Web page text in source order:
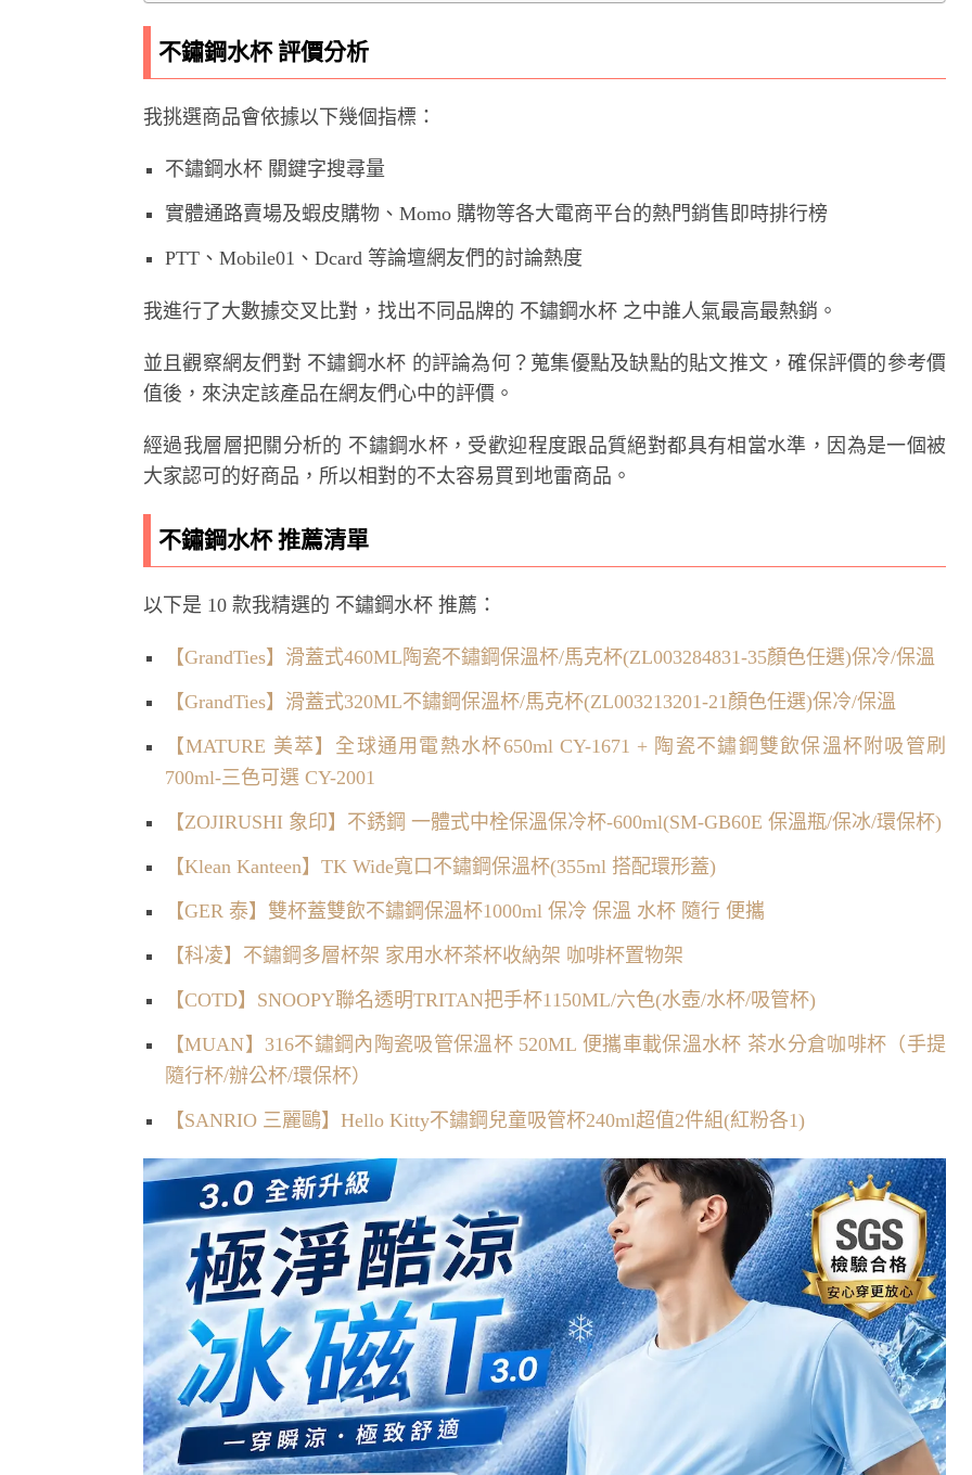
不鏽鋼水杯 評價分析
我挑選商品會依據以下幾個指標：
不鏽鋼水杯 關鍵字搜尋量
實體通路賣場及蝦皮購物、Momo 購物等各大電商平台的熱門銷售即時排行榜
PTT、Mobile01、Dcard 等論壇網友們的討論熱度
我進行了大數據交叉比對，找出不同品牌的 不鏽鋼水杯 之中誰人氣最高最熱銷。
並且觀察網友們對 不鏽鋼水杯 的評論為何？蒐集優點及缺點的貼文推文，確保評價的參考價
值後，來決定該產品在網友們心中的評價。
經過我層層把關分析的 不鏽鋼水杯，受歡迎程度跟品質絕對都具有相當水準，因為是一個被
大家認可的好商品，所以相對的不太容易買到地雷商品。
不鏽鋼水杯 推薦清單
以下是 10 款我精選的 不鏽鋼水杯 推薦：
【GrandTies】滑蓋式460ML陶瓷不鏽鋼保溫杯/馬克杯(ZL003284831-35顏色任選)保冷/保溫
【GrandTies】滑蓋式320ML不鏽鋼保溫杯/馬克杯(ZL003213201-21顏色任選)保冷/保溫
【MATURE 美萃】全球通用電熱水杯650ml CY-1671 + 陶瓷不鏽鋼雙飲保溫杯附吸管刷
700ml-三色可選 CY-2001
【ZOJIRUSHI 象印】不銹鋼 一體式中栓保溫保冷杯-600ml(SM-GB60E 保溫瓶/保冰/環保杯)
【Klean Kanteen】TK Wide寬口不鏽鋼保溫杯(355ml 搭配環形蓋)
【GER 泰】雙杯蓋雙飲不鏽鋼保溫杯1000ml 保冷 保溫 水杯 隨行 便攜
【科凌】不鏽鋼多層杯架 家用水杯茶杯收納架 咖啡杯置物架
【COTD】SNOOPY聯名透明TRITAN把手杯1150ML/六色(水壺/水杯/吸管杯)
【MUAN】316不鏽鋼內陶瓷吸管保溫杯 520ML 便攜車載保溫水杯 茶水分倉咖啡杯（手提
隨行杯/辦公杯/環保杯）
【SANRIO 三麗鷗】Hello Kitty不鏽鋼兒童吸管杯240ml超值2件組(紅粉各1)